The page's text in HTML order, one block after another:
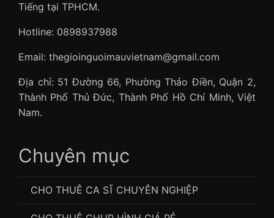
Tiếng tại TPHCM.
Hotline: 0898937988
Email: thegioinguoimauvietnam@gmail.com
Địa chỉ: 51 Đường 66, Phường Thảo Điền, Quận 2,
Thành Phố Thủ Đức, Thành Phố Hồ Chí Minh, Việt
Nam.
Chuyên mục
CHO THUÊ CA SĨ CHUYÊN NGHIỆP